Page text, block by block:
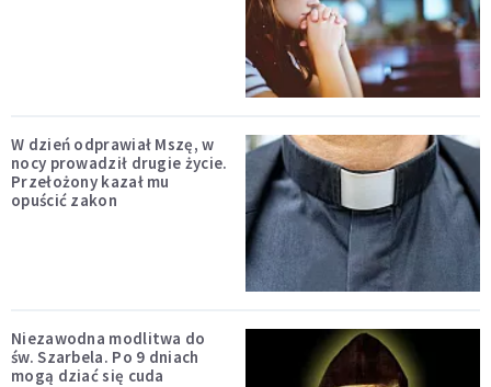
W dzień odprawiał Mszę, w
nocy prowadził drugie życie.
Przełożony kazał mu
opuścić zakon
Niezawodna modlitwa do
św. Szarbela. Po 9 dniach
mogą dziać się cuda